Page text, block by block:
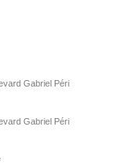
Gabriel Péri
Gabriel Péri